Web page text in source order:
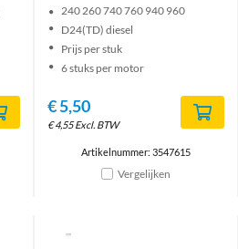
240 260 740 760 940 960
D24(TD) diesel
Prijs per stuk
6 stuks per motor
€5,50
€4,55 Excl. BTW
Artikelnummer: 3547615
Vergelijken